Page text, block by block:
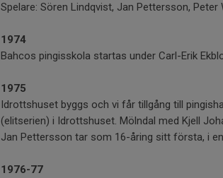
Spelare: Sören Lindqvist, Jan Pettersson, Peter
1974
Bahcos pingisskola startas under Carl-Erik
1975
Idrottshuset byggs och vi får tillgång till
(elitserien) i Idrottshuset. Mölndal med Kjell
Jan Pettersson tar som 16-åring sitt första, i
1976-77